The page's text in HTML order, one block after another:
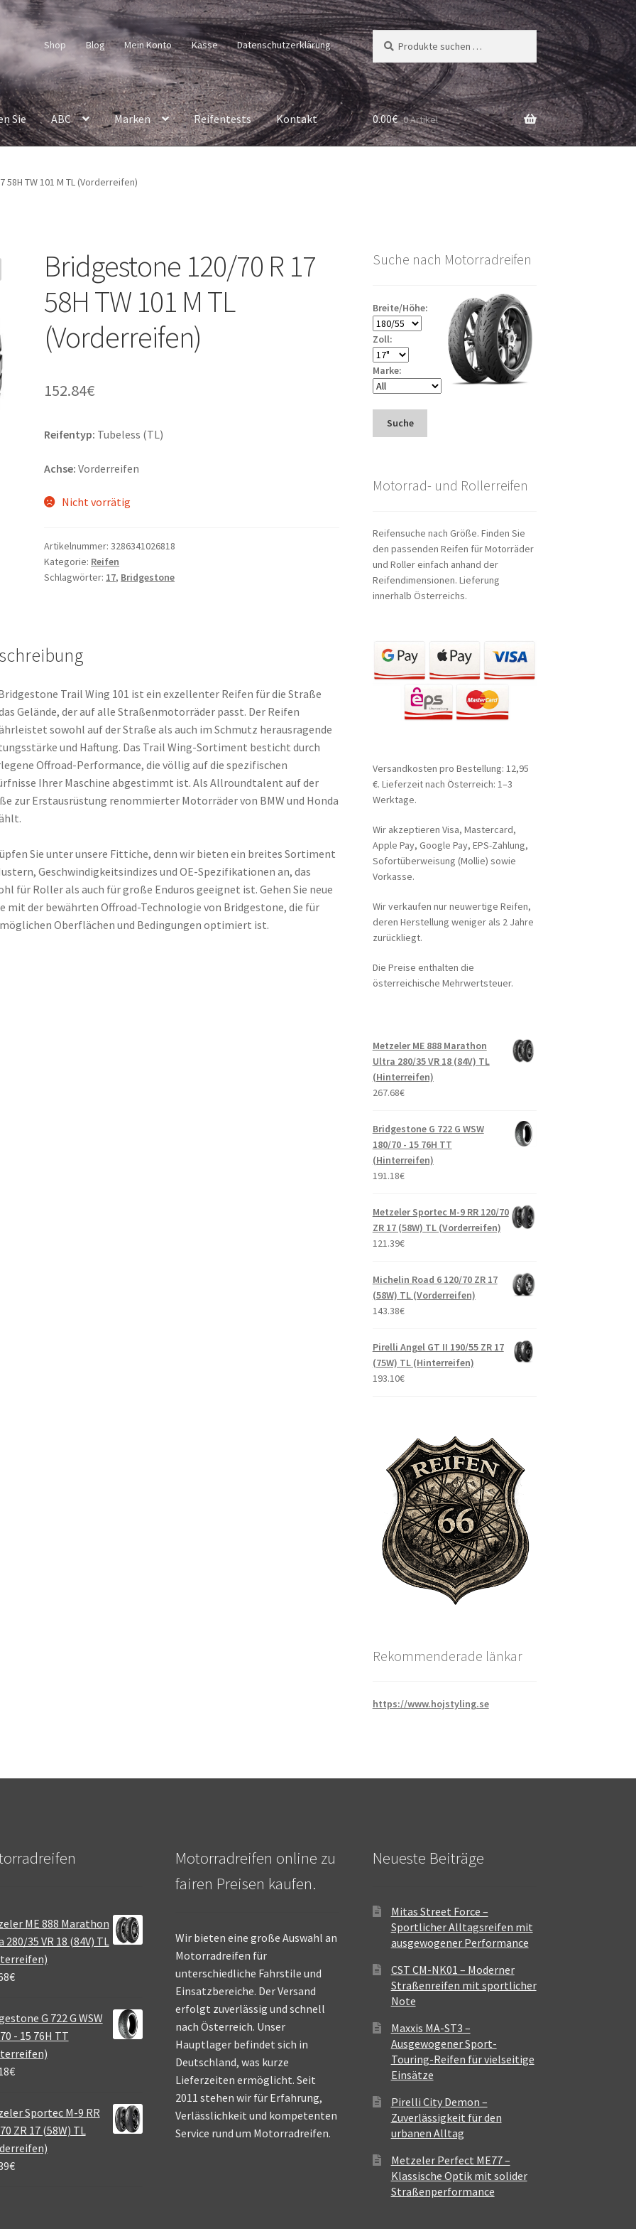
Shop Blog Mein Konto Kasse Datenschutzerklärung
Suchen
nach:
Suchen
Sie ABC Marken Reifentests Kontakt 0.00€ 0 Artikel
TW 101 M TL (Vorderreifen)
Bridgestone 120/70 R 17
58H TW 101 M TL
(Vorderreifen)
152.84€
Reifentyp: Tubeless (TL)
Achse: Vorderreifen
Nicht vorrätig
Artikelnummer:3286341026818
Kategorie: Reifen
Schlagwörter: 17, Bridgestone
Trail Wing 101 ist ein exzellenter Reifen für die Straße
Gelände, der auf alle Straßenmotorräder passt. Der Reifen
sowohl auf der Straße als auch im Schmutz herausragende
und Haftung. Das Trail Wing-Sortiment besticht durch
Offroad-Performance, die völlig auf die spezifischen
Ihrer Maschine abgestimmt ist. Als Allroundtalent auf der
zur Erstausrüstung renommierter Motorräder von BMW und Honda
Sie unter unsere Fittiche, denn wir bieten ein breites Sortiment
Geschwindigkeitsindizes und OE-Spezifikationen an, das
für Roller als auch für große Enduros geeignet ist. Gehen Sie neue
mit der bewährten Offroad-Technologie von Bridgestone, die für
Oberflächen und Bedingungen optimiert ist.
Suche nach Motorradreifen
Breite/Höhe:
Zoll:
Marke:
Suche
Motorrad- und Rollerreifen
Reifensuche nach Größe. Finden Sie
den passenden Reifen für Motorräder
und Roller einfach anhand der
Reifendimensionen. Lieferung
innerhalb Österreichs.
Versandkosten pro Bestellung: 12,95
€. Lieferzeit nach Österreich: 1–3
Werktage.
Wir akzeptieren Visa, Mastercard,
Apple Pay, Google Pay, EPS-Zahlung,
Sofortüberweisung (Mollie) sowie
Vorkasse.
Wir verkaufen nur neuwertige Reifen,
deren Herstellung weniger als 2 Jahre
zurückliegt.
Die Preise enthalten die
österreichische Mehrwertsteuer.
Metzeler ME 888 Marathon
Ultra 280/35 VR 18 (84V) TL
(Hinterreifen)
267.68€
Bridgestone G 722 G WSW
180/70 - 15 76H TT
(Hinterreifen)
191.18€
Metzeler Sportec M-9 RR 120/70
ZR 17 (58W) TL (Vorderreifen)
121.39€
Michelin Road 6 120/70 ZR 17
(58W) TL (Vorderreifen)
143.38€
Pirelli Angel GT II 190/55 ZR 17
(75W) TL (Hinterreifen)
193.10€
Rekommenderade länkar
https://www.hojstyling.se
ME 888 Marathon
280/35 VR 18 (84V) TL
€
G 722 G WSW
- 15 76H TT
€
Sportec M-9 RR
ZR 17 (58W) TL
€
Motorradreifen online zu
fairen Preisen kaufen.
Wir bieten eine große Auswahl an
Motorradreifen für
unterschiedliche Fahrstile und
Einsatzbereiche. Der Versand
erfolgt zuverlässig und schnell
nach Österreich. Unser
Hauptlager befindet sich in
Deutschland, was kurze
Lieferzeiten ermöglicht. Seit
2011 stehen wir für Erfahrung,
Verlässlichkeit und kompetenten
Service rund um Motorradreifen.
Neueste Beiträge
Mitas Street Force –
Sportlicher Alltagsreifen mit
ausgewogener Performance
CST CM-NK01 – Moderner
Straßenreifen mit sportlicher
Note
Maxxis MA-ST3 –
Ausgewogener Sport-
Touring-Reifen für vielseitige
Einsätze
Pirelli City Demon –
Zuverlässigkeit für den
urbanen Alltag
Metzeler Perfect ME77 –
Klassische Optik mit solider
Straßenperformance